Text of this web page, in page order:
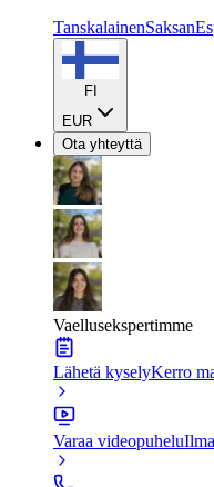
TanskalainenSaksan
FI
EUR
Ota yhteyttä
Vaellusekspertimme
Lähetä kyselyKerro
Varaa videopuhelu